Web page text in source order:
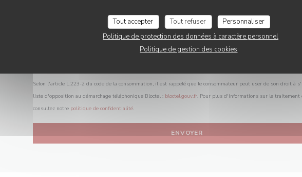
Tout accepter Tout refuser
Personnaliser
Politique de protection des données à caractère personnel
Politique de gestion des cookies
Selon l'article L.223-2 du code de la consommation, il est rappelé que le consommateur peut user de son droit à
liste d'opposition au démarchage téléphonique Bloctel : bloctel.gouv.fr. Pour plus d'informations sur le traitement
consultez notre politique de confidentialité.